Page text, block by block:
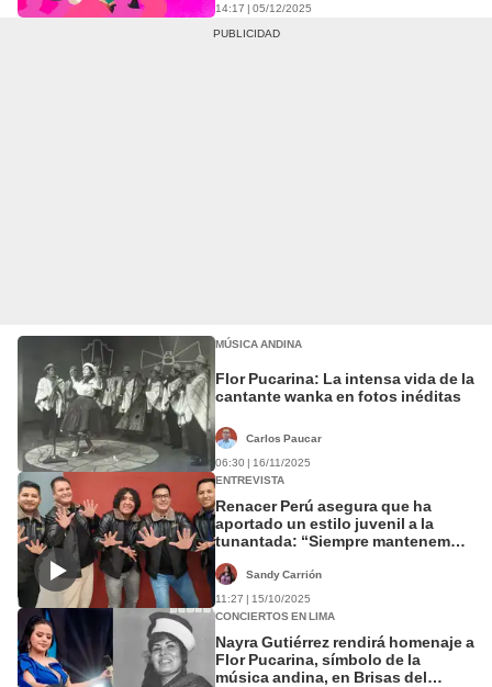
14:17 | 05/12/2025
MÚSICA ANDINA
Flor Pucarina: La intensa vida de la
cantante wanka en fotos inéditas
Carlos Paucar
06:30 | 16/11/2025
ENTREVISTA
Renacer Perú asegura que ha
aportado un estilo juvenil a la
tunantada: “Siempre mantenemos
Sandy Carrión
11:27 | 15/10/2025
CONCIERTOS EN LIMA
Nayra Gutiérrez rendirá homenaje a
Flor Pucarina, símbolo de la
música andina, en Brisas del